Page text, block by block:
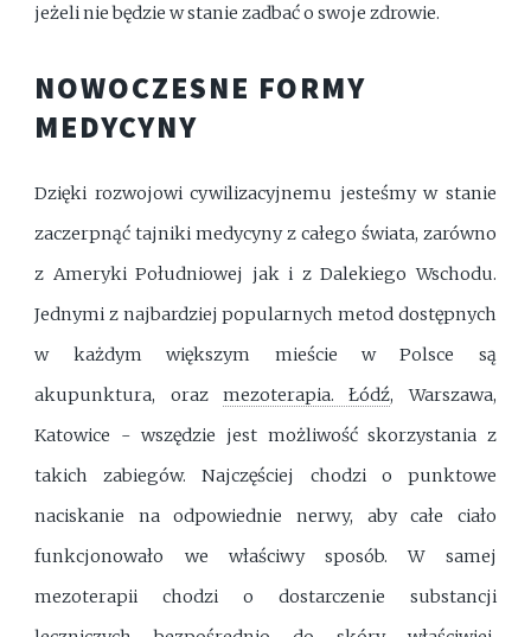
jeżeli nie będzie w stanie zadbać o swoje zdrowie.
NOWOCZESNE FORMY
MEDYCYNY
Dzięki rozwojowi cywilizacyjnemu jesteśmy w stanie
zaczerpnąć tajniki medycyny z całego świata, zarówno
z Ameryki Południowej jak i z Dalekiego Wschodu.
Jednymi z najbardziej popularnych metod dostępnych
w każdym większym mieście w Polsce są
akupunktura, oraz mezoterapia. Łódź, Warszawa,
Katowice - wszędzie jest możliwość skorzystania z
takich zabiegów. Najczęściej chodzi o punktowe
naciskanie na odpowiednie nerwy, aby całe ciało
funkcjonowało we właściwy sposób. W samej
mezoterapii chodzi o dostarczenie substancji